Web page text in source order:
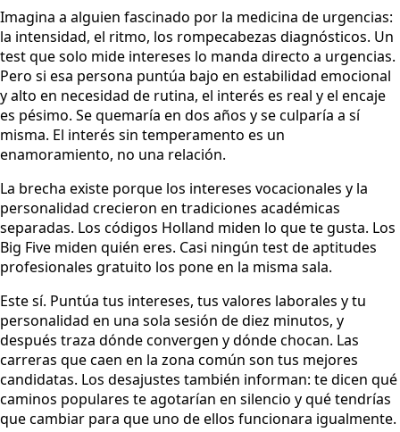
Imagina a alguien fascinado por la medicina de urgencias:
la intensidad, el ritmo, los rompecabezas diagnósticos. Un
test que solo mide intereses lo manda directo a urgencias.
Pero si esa persona puntúa bajo en estabilidad emocional
y alto en necesidad de rutina, el interés es real y el encaje
es pésimo. Se quemaría en dos años y se culparía a sí
misma. El interés sin temperamento es un
enamoramiento, no una relación.
La brecha existe porque los intereses vocacionales y la
personalidad crecieron en tradiciones académicas
separadas. Los códigos Holland miden lo que te gusta. Los
Big Five miden quién eres. Casi ningún test de aptitudes
profesionales gratuito los pone en la misma sala.
Este sí. Puntúa tus intereses, tus valores laborales y tu
personalidad en una sola sesión de diez minutos, y
después traza dónde convergen y dónde chocan. Las
carreras que caen en la zona común son tus mejores
candidatas. Los desajustes también informan: te dicen qué
caminos populares te agotarían en silencio y qué tendrías
que cambiar para que uno de ellos funcionara igualmente.